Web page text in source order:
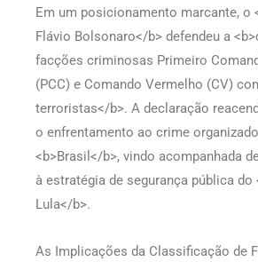
Em um posicionamento marcante, o
Flávio Bolsonaro</b> defendeu a
facções criminosas Primeiro
(PCC) e Comando Vermelho (CV)
terroristas</b>. A declaração
o enfrentamento ao crime
<b>Brasil</b>, vindo acompanhada
à estratégia de segurança pública do
Lula</b>.
As Implicações da Classificação de